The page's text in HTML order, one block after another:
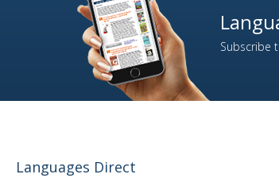
Subscribe
Languages Direct